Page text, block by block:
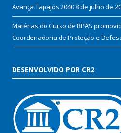
Avança Tapajós 2040 8 de julho de
Matérias do Curso de RPAS
Coordenadoria de Proteção e
DESENVOLVIDO POR CR2